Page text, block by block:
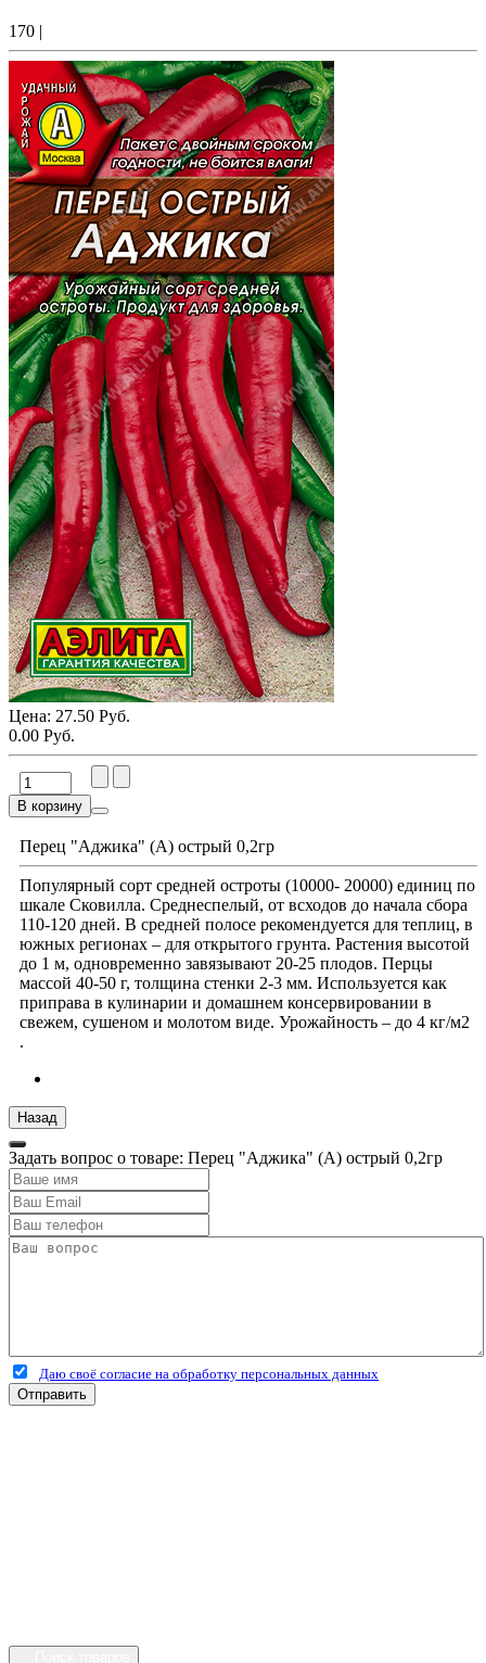
170 |
Цена: 27.50 Руб.
0.00 Руб.
В корзину
Перец "Аджика" (А) острый 0,2гр
Популярный сорт средней остроты (10000- 20000) единиц по
шкале Сковилла. Среднеспелый, от всходов до начала сбора
110-120 дней. В средней полосе рекомендуется для теплиц, в
южных регионах – для открытого грунта. Растения высотой
до 1 м, одновременно завязывают 20-25 плодов. Перцы
массой 40-50 г, толщина стенки 2-3 мм. Используется как
приправа в кулинарии и домашнем консервировании в
свежем, сушеном и молотом виде. Урожайность – до 4 кг/м2
.
Задать вопрос о товаре: Перец "Аджика" (А) острый 0,2гр
Даю своё согласие на обработку персональных данных
Отправить